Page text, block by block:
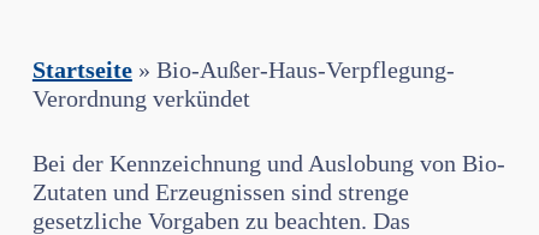
Startseite» Bio-Außer-Haus-Verpflegung-
Verordnung verkündet
Bei der Kennzeichnung und Auslobung von Bio-
Zutaten und Erzeugnissen sind strenge
gesetzliche Vorgaben zu beachten. Das